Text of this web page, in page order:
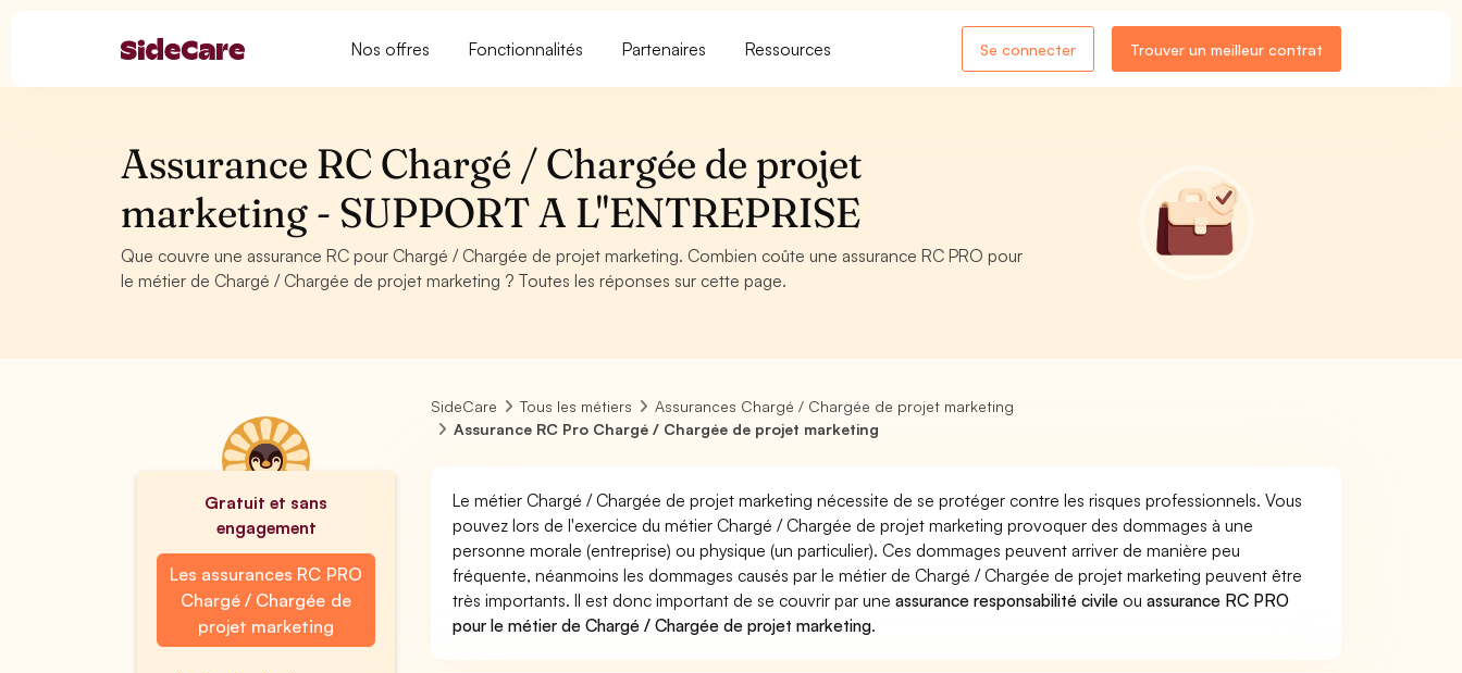
Nos offres Fonctionnalités Partenaires Ressources Se connecter Trouver un meilleur contrat
Assurance RC Chargé / Chargée de projet
marketing - SUPPORT A L''ENTREPRISE
Que couvre une assurance RC pour Chargé / Chargée de projet marketing. Combien coûte une assurance RC PRO pour
le métier de Chargé / Chargée de projet marketing ? Toutes les réponses sur cette page.
Gratuit et sans
engagement
Les assurances RC PRO
Chargé / Chargée de
projet marketing
SideCare Tous les métiers
Assurances Chargé / Chargée de projet marketing
Assurance RC Pro Chargé / Chargée de projet marketing
Le métier Chargé / Chargée de projet marketing nécessite de se protéger contre les risques professionnels. Vous
pouvez lors de l'exercice du métier Chargé / Chargée de projet marketing provoquer des dommages à une
personne morale (entreprise) ou physique (un particulier). Ces dommages peuvent arriver de manière peu
fréquente, néanmoins les dommages causés par le métier de Chargé / Chargée de projet marketing peuvent être
très importants. Il est donc important de se couvrir par uneassurance responsabilité civile ouassurance RC PRO
pour le métier de Chargé / Chargée de projet marketing.